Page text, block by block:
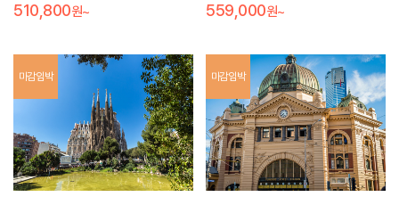
510,800원~ 559,000원~
마감임박 마감임박